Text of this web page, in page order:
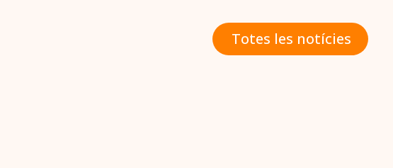
Totes les notícies